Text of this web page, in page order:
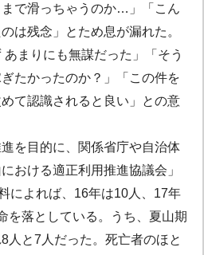
で滑っちゃうのか…」「こん
は残念」とため息が漏れた。
まりにも無謀だった」「そう
たかったのか？」「この件を
て認識されると良い」との意
を目的に、関係省庁や自治体
おける適正利用推進協議会」
によれば、16年は10人、17年
を落としている。うち、夏山期
人と7人だった。死亡者のほと